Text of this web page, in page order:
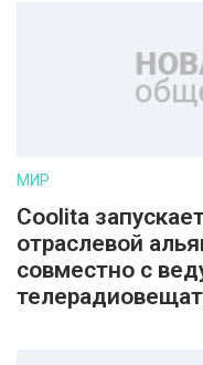
МИР
Coolita
отраслевой
совместно с